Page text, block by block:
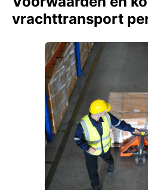
vrachttransport